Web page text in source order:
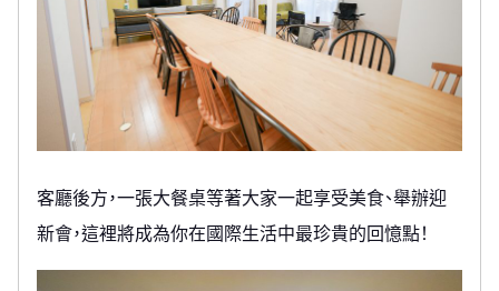
客廳後方，一張大餐桌等著大家一起享受美食、舉辦迎
新會，這裡將成為你在國際生活中最珍貴的回憶點！